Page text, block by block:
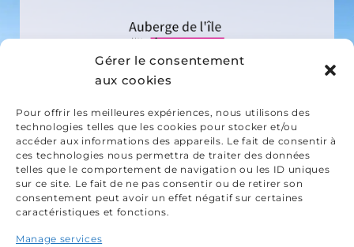
Gérer le consentement
aux cookies
Pour offrir les meilleures expériences, nous utilisons des
technologies telles que les cookies pour stocker et/ou
accéder aux informations des appareils. Le fait de consentir à
ces technologies nous permettra de traiter des données
telles que le comportement de navigation ou les ID uniques
sur ce site. Le fait de ne pas consentir ou de retirer son
consentement peut avoir un effet négatif sur certaines
caractéristiques et fonctions.
Manage services
3 rue de La Fontaine 56300
Pontivy
02 97 25 15 30